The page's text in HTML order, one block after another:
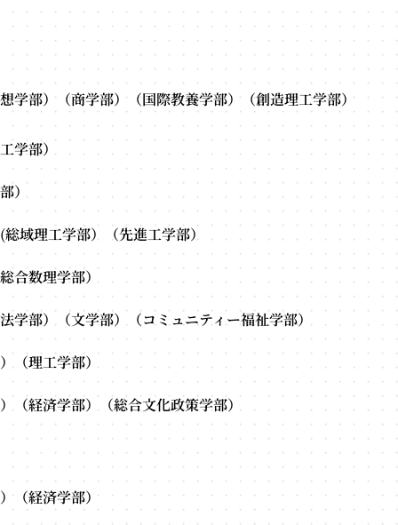
学部）（商学部）（国際教養学部）（創造理工学部）
学部）
）
域理工学部）（先進工学部）
合数理学部）
学部）（文学部）（コミュニティー福祉学部）
（理工学部）
（経済学部）（総合文化政策学部）
（経済学部）